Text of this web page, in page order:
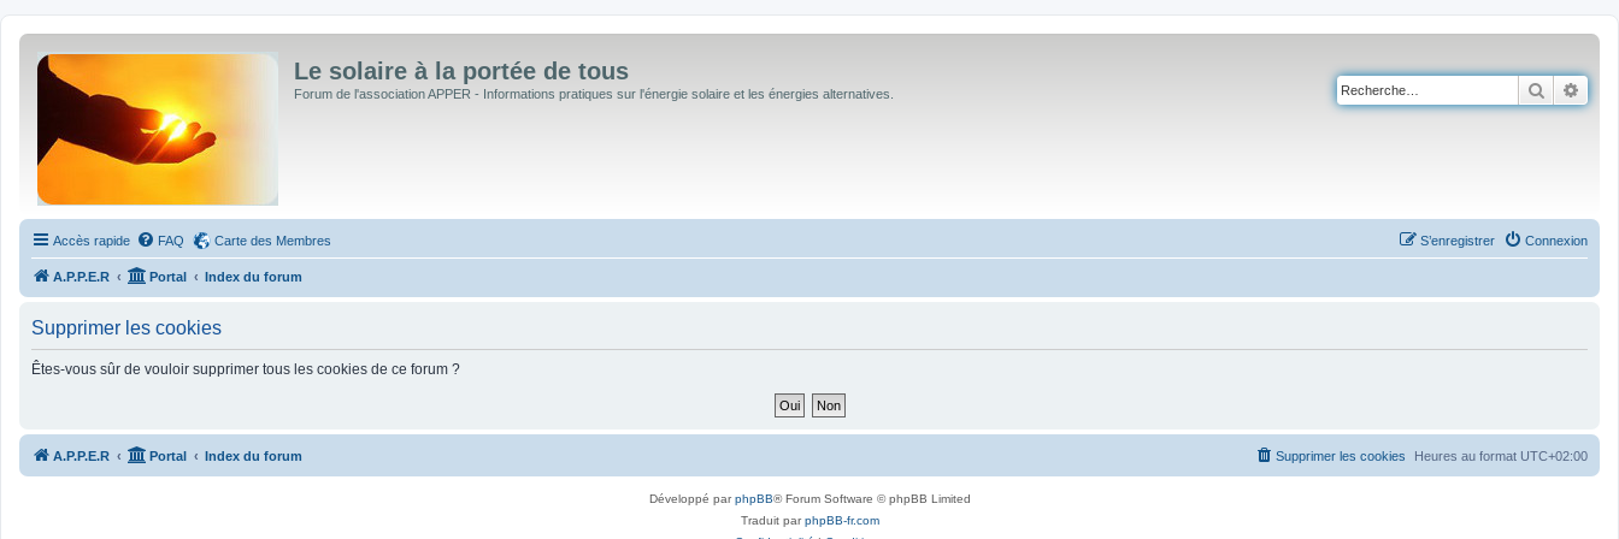
Le solaire à la portée de tous
Forum de l'association APPER - Informations pratiques sur l'énergie solaire et les énergies alternatives.
Accès rapide FAQ Carte des Membres Connexion
S’enregistrer
A.P.P.E.R Portal Index du forum
Supprimer les cookies
Êtes-vous sûr de vouloir supprimer tous les cookies de ce forum ?
A.P.P.E.R Portal Index du forum Heures au format UTC+02:00
Supprimer les cookies
Développé parphpBB® Forum Software © phpBB Limited
Traduit parphpBB-fr.com